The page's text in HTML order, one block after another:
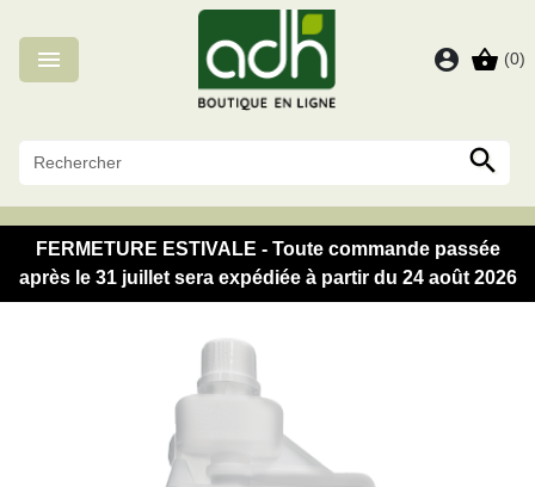
 account_circle shopping_basket (0)

FERMETURE ESTIVALE - Toute commande passée
après le 31 juillet sera expédiée à partir du 24 août 2026
Panneau de gestion des cookies